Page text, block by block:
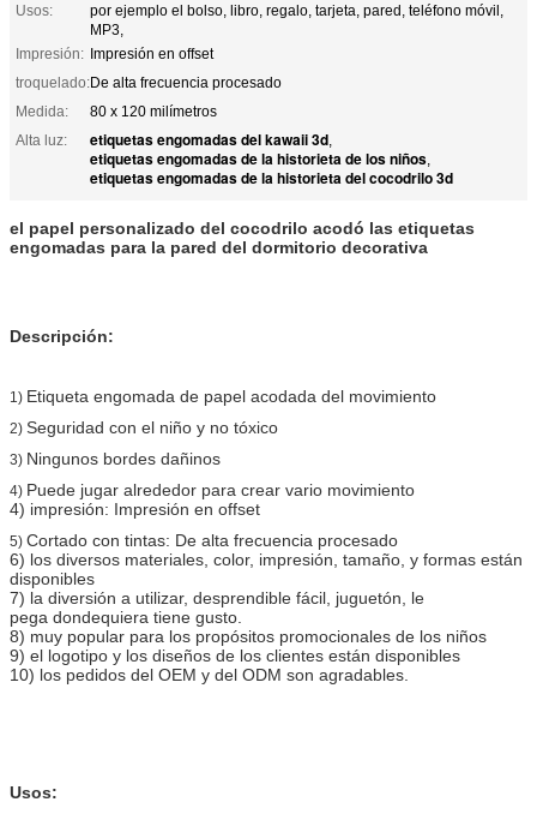
Usos:
por ejemplo el bolso, libro, regalo, tarjeta, pared, teléfono móvil,
MP3,
Impresión: Impresión en offset
troquelado:De alta frecuencia procesado
Medida:
80 x 120 milímetros
Alta luz:
etiquetas engomadas del kawaii 3d,
etiquetas engomadas de la historieta de los niños,
etiquetas engomadas de la historieta del cocodrilo 3d
el papel personalizado del cocodrilo acodó las etiquetas
engomadas para la pared del dormitorio decorativa
Descripción:
1) Etiqueta engomada de papel acodada del movimiento
2) Seguridad con el niño y no tóxico
3) Ningunos bordes dañinos
4) Puede jugar alrededor para crear vario movimiento
4) impresión: Impresión en offset
5) Cortado con tintas: De alta frecuencia procesado
6) los diversos materiales, color, impresión, tamaño, y formas están
disponibles
7) la diversión a utilizar, desprendible fácil, juguetón, le
pega dondequiera tiene gusto.
8) muy popular para los propósitos promocionales de los niños
9) el logotipo y los diseños de los clientes están disponibles
10) los pedidos del OEM y del ODM son agradables.
Usos: